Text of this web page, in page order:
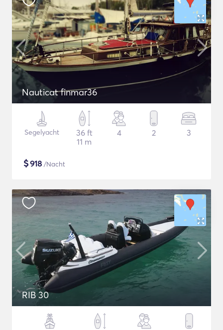
Nauticat finmar36
Segelyacht
36 ft
11 m
4 2 3
$918 /Nacht
RIB 30